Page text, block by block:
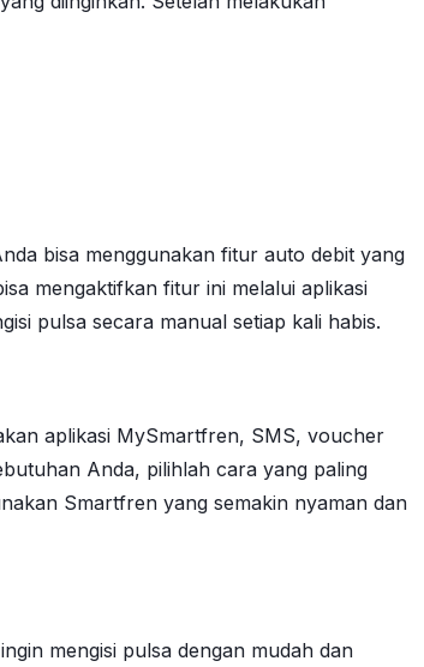
bisa menggunakan fitur auto debit yang
mengaktifkan fitur ini melalui aplikasi
pulsa secara manual setiap kali habis.
aplikasi MySmartfren, SMS, voucher
Anda, pilihlah cara yang paling
Smartfren yang semakin nyaman dan
mengisi pulsa dengan mudah dan